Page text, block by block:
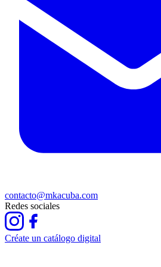
contacto@mkacuba.com
Redes sociales
Créate un catálogo digital